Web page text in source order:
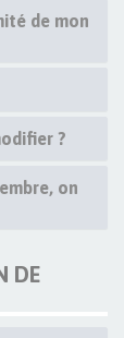
de mon
?
on
DE